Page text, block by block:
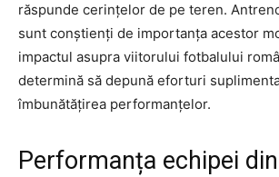
răspunde cerințelor de pe teren.
sunt conștienți de importanța acestor
impactul asupra viitorului fotbalului
determină să depună eforturi
îmbunătățirea performanțelor.
Performanța echipei